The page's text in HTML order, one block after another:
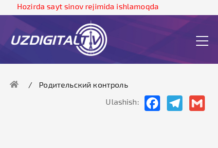
Hozirda sayt sinov rejimida ishlamoqda
Родительский контроль
Ulashish:
FacebookTelegram